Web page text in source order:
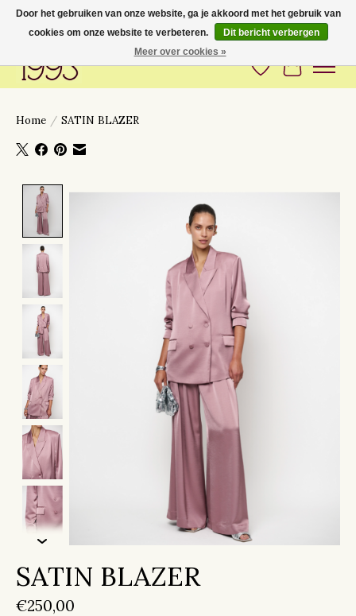
Love to have you around
Verlanglijst
Home / SATIN BLAZER
Product image slideshow Items
SATIN BLAZER
€250,00
Door het gebruiken van onze website, ga je akkoord met het gebruik van
cookies om onze website te verbeteren.
Dit bericht verbergen
Meer over cookies »